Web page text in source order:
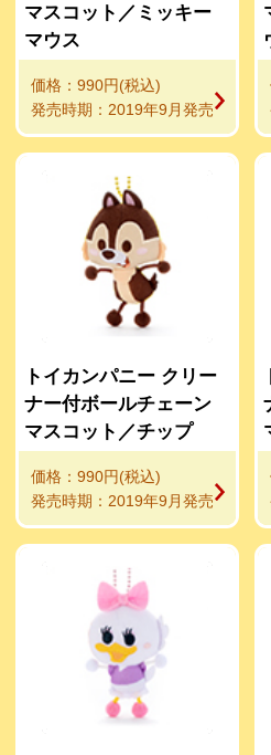
マスコット／ミッキー
マウス
価格：990円(税込)
発売時期：2019年9月発売
トイカンパニー クリー
ナー付ボールチェーン
マスコット／チップ
価格：990円(税込)
発売時期：2019年9月発売